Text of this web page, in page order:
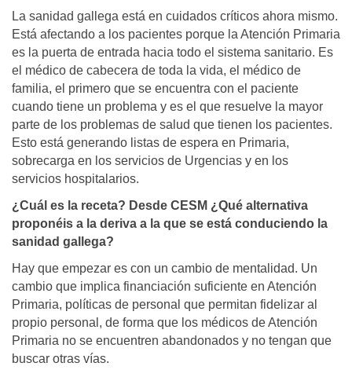
La sanidad gallega está en cuidados críticos ahora mismo.
Está afectando a los pacientes porque la Atención Primaria
es la puerta de entrada hacia todo el sistema sanitario. Es
el médico de cabecera de toda la vida, el médico de
familia, el primero que se encuentra con el paciente
cuando tiene un problema y es el que resuelve la mayor
parte de los problemas de salud que tienen los pacientes.
Esto está generando listas de espera en Primaria,
sobrecarga en los servicios de Urgencias y en los
servicios hospitalarios.
¿Cuál es la receta? Desde CESM ¿Qué alternativa
proponéis a la deriva a la que se está conduciendo la
sanidad gallega?
Hay que empezar es con un cambio de mentalidad. Un
cambio que implica financiación suficiente en Atención
Primaria, políticas de personal que permitan fidelizar al
propio personal, de forma que los médicos de Atención
Primaria no se encuentren abandonados y no tengan que
buscar otras vías.